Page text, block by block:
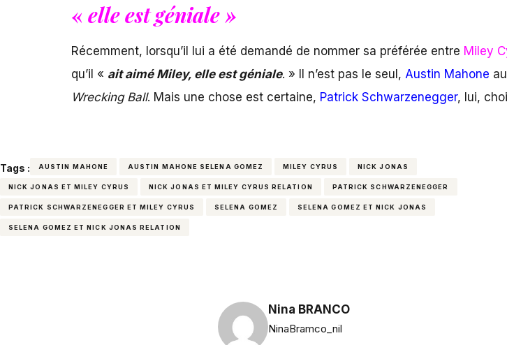
« elle est géniale »
Récemment, lorsqu’il lui a été demandé de nommer sa préférée entre Miley
qu’il « ait aimé Miley, elle est géniale. » Il n’est pas le seul, Austin Mahone
Wrecking Ball. Mais une chose est certaine, Patrick Schwarzenegger, lui,
Tags : AUSTIN MAHONE AUSTIN MAHONE SELENA GOMEZ MILEY CYRUS NICK JONAS
NICK JONAS ET MILEY CYRUS NICK JONAS ET MILEY CYRUS RELATION PATRICK SCHWARZENEGGER
PATRICK SCHWARZENEGGER ET MILEY CYRUS SELENA GOMEZ SELENA GOMEZ ET NICK JONAS
SELENA GOMEZ ET NICK JONAS RELATION
Nina BRANCO
NinaBramco_nil